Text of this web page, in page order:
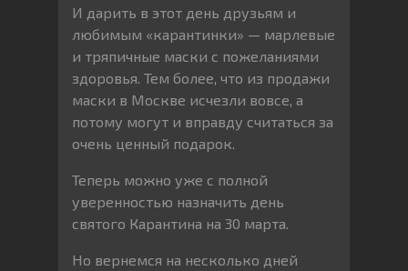
И дарить в этот день друзьям и
любимым «карантинки» — марлевые
и тряпичные маски с пожеланиями
здоровья. Тем более, что из продажи
маски в Москве исчезли вовсе, а
потому могут и вправду считаться за
очень ценный подарок.
Теперь можно уже с полной
уверенностью назначить день
святого Карантина на 30 марта.
Но вернемся на несколько дней